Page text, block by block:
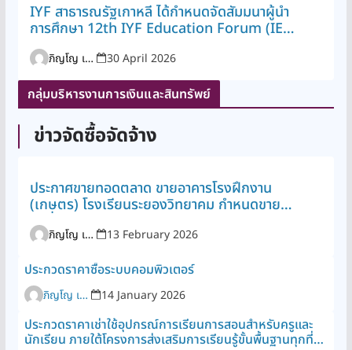
IYF สาธารณรัฐเกาหลี ได้กำหนดจัดสัมมนาผู้นำ
การศึกษา 12th IYF Education Forum (IEF)
ณ สาธารณรัฐเกาหลี ในธีม The Core Values
of Future Professionals : A New
Mindset โดยกำหนดจัดงานระหว่างวันที่ 12 –
19 กรกฎาคม 2569 ณ Busan Bexco,
Nurimaru APEC Houseเมืองปูซาน สาธารณ
รับเกาหลี ขอเชิญผู้นำการศึกษาจากทั่วโลกมาเข้า
ร่วมเพื่อการแลกเปลี่ยนองค์ความรู้และสร้าง
การนำเสนอการเรียนรู้โลกของจิตใจโดยใช้
หลักสูตร Mind Education ที่นำไปสู่การ
เปลี่ยนแปลงจิตใจของเยาวชนอย่างยั่งยืน อาทิ
การฝึกคิดอย่างลึกซึ้งการควบคุมยับยั้งใจ และ
การเชื่อมต่อจิตใจกับผู้อื่น ผ่านงานสัมมนาในครั้ง
นี้ ผู้เข้าร่วมจะได้ศึกษาดูงานณ โรงเรียนลินคอล์น
ไฮสคูล และมหาวิทยาลัยคิมชอน ซึ่งเป็นต้นแบบ
ของการใช้หลักสูตร Mind Education เพื่อ
พัฒนาศักยภาพและแก้ไขปัญหาจิตใจของ
เยาวชนอย่างแท้จริง
ภิญโญ เพิ่มพูล 30 April 2026
กลุ่มบริหารงานการเงินและสินทรัพย์
ข่าวจัดซื้อจัดจ้าง
ประกาศขายทอดตลาด ขายอาคารโรงฝึกงาน
(เกษตร) โรงเรียนระยองวิทยาคม กำหนดขาย
ภิญโญ เพิ่มพูล 13 February 2026
ประกวดราคาซื้อระบบคอมพิวเตอร์
ภิญโญ เพิ่มพูล 14 January 2026
ประกวดราคาเช่าใช้อุปกรณ์การเรียนการสอนสำหรับครูและ
นักเรียน ภายใต้โครงการส่งเสริมการเรียนรู้ขั้นพื้นฐานทุกที่